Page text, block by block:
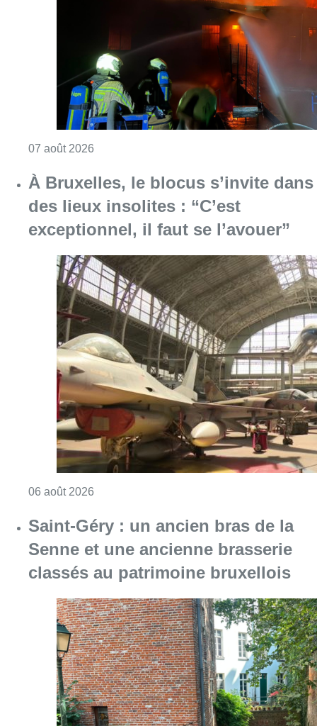
07 août 2026
À Bruxelles, le blocus s’invite dans
des lieux insolites : “C’est
exceptionnel, il faut se l’avouer”
06 août 2026
Saint-Géry : un ancien bras de la
Senne et une ancienne brasserie
classés au patrimoine bruxellois